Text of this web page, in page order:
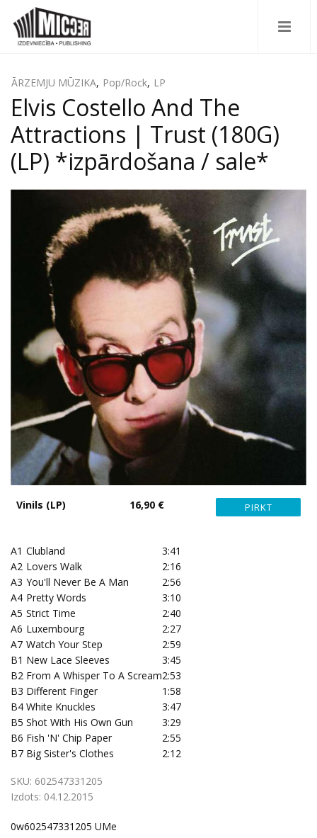
ĀRZEMJU MŪZIKA, Pop/Rock, LP
Elvis Costello And The
Attractions | Trust (180G)
(LP) *izpārdošana / sale*
Vinils (LP) 16,90 €
A1 Clubland
3:41
A2 Lovers Walk
2:16
A3 You'll Never Be A Man
2:56
A4 Pretty Words
3:10
A5 Strict Time
2:40
A6 Luxembourg
2:27
A7 Watch Your Step
2:59
B1 New Lace Sleeves
3:45
B2 From A Whisper To A Scream2:53
B3 Different Finger
1:58
B4 White Knuckles
3:47
B5 Shot With His Own Gun
3:29
B6 Fish 'N' Chip Paper
2:55
B7 Big Sister's Clothes 2:12
SKU: 602547331205
Izdots: 04.12.2015
0w602547331205 UMe